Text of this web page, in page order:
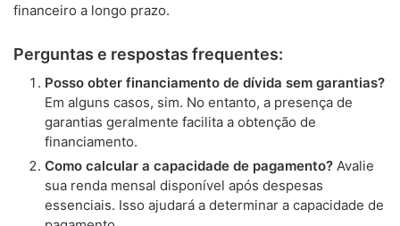
financeiro a longo prazo.
Perguntas e respostas frequentes:
Posso obter financiamento de dívida sem garantias?
Em alguns casos, sim. No entanto, a presença de
garantias geralmente facilita a obtenção de
financiamento.
Como calcular a capacidade de pagamento? Avalie
sua renda mensal disponível após despesas
essenciais. Isso ajudará a determinar a capacidade de